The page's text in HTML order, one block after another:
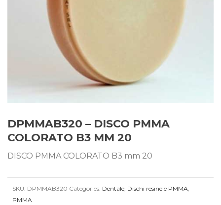
DPMMAB320 – DISCO PMMA
COLORATO B3 MM 20
DISCO PMMA COLORATO B3 mm 20
SKU: DPMMAB320 Categories: Dentale, Dischi resine e PMMA,
PMMA